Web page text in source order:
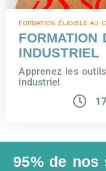
FORMATION ÉLIGIBLE AU
FORMATION
INDUSTRIEL
Apprenez les
industriel
95% de nos